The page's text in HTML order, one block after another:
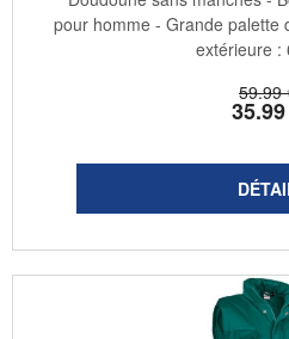
59.99
35.99
pour homme - Grande palette
extérieure :